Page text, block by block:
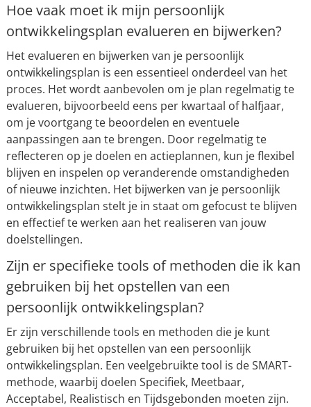
Hoe vaak moet ik mijn persoonlijk
ontwikkelingsplan evalueren en bijwerken?
Het evalueren en bijwerken van je persoonlijk
ontwikkelingsplan is een essentieel onderdeel van het
proces. Het wordt aanbevolen om je plan regelmatig te
evalueren, bijvoorbeeld eens per kwartaal of halfjaar,
om je voortgang te beoordelen en eventuele
aanpassingen aan te brengen. Door regelmatig te
reflecteren op je doelen en actieplannen, kun je flexibel
blijven en inspelen op veranderende omstandigheden
of nieuwe inzichten. Het bijwerken van je persoonlijk
ontwikkelingsplan stelt je in staat om gefocust te blijven
en effectief te werken aan het realiseren van jouw
doelstellingen.
Zijn er specifieke tools of methoden die ik kan
gebruiken bij het opstellen van een
persoonlijk ontwikkelingsplan?
Er zijn verschillende tools en methoden die je kunt
gebruiken bij het opstellen van een persoonlijk
ontwikkelingsplan. Een veelgebruikte tool is de SMART-
methode, waarbij doelen Specifiek, Meetbaar,
Acceptabel, Realistisch en Tijdsgebonden moeten zijn.